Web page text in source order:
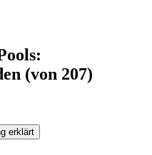
(von 207)
erklärt